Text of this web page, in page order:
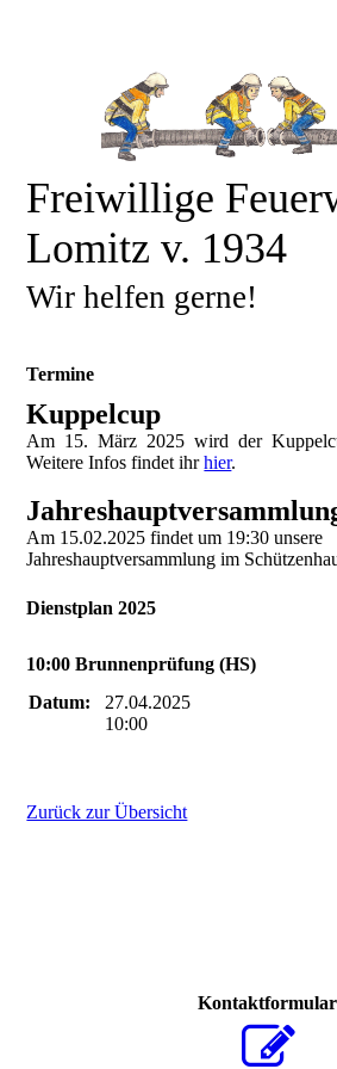
Freiwillige
Lomitz v. 1934
Wir helfen gerne!
Termine
Kuppelcup
Am 15. März 2025 wird der
Weitere Infos findet ihrhier.
Am 15.02.2025 findet um 19:30 unsere
Jahreshauptversammlung im
Dienstplan 2025
10:00 Brunnenprüfung (HS)
Datum:
27.04.2025
10:00
Zurück zur Übersicht
Kontaktformular